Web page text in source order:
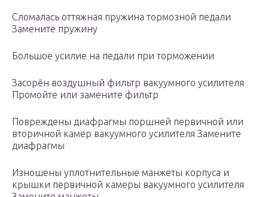
Сломалась оттяжная пружина тормозной педали
Замените пружину
Большое усилие на педали при торможении
Засорён воздушный фильтр вакуумного усилителя
Промойте или замените фильтр
Повреждены диафрагмы поршней первичной или
вторичной камер вакуумного усилителя Замените
диафрагмы
Изношены уплотнительные манжеты корпуса и
крышки первичной камеры вакуумного усилителя